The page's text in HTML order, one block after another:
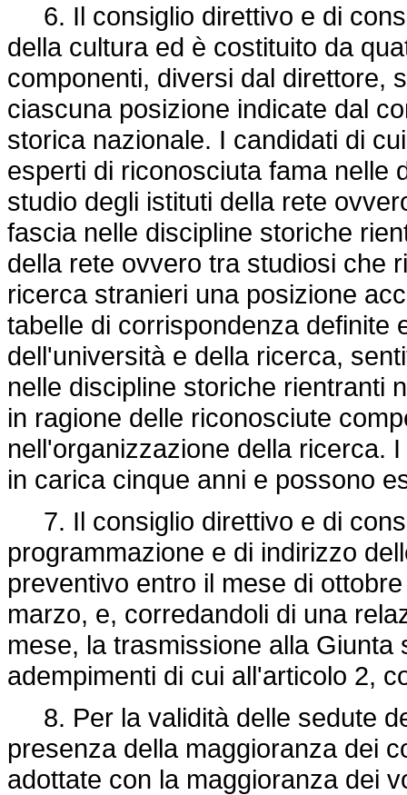
6. Il consiglio direttivo e di
della cultura ed è costituito da
componenti, diversi dal direttore,
ciascuna posizione indicate dal
storica nazionale. I candidati di
esperti di riconosciuta fama nelle
studio degli istituti della rete
fascia nelle discipline storiche
della rete ovvero tra studiosi che
ricerca stranieri una posizione
tabelle di corrispondenza definite
dell'università e della ricerca,
nelle discipline storiche rientranti
in ragione delle riconosciute
nell'organizzazione della ricerca.
in carica cinque anni e possono
7. Il consiglio direttivo e di
programmazione e di indirizzo
preventivo entro il mese di
marzo, e, corredandoli di una
mese, la trasmissione alla Giunta
adempimenti di cui all'articolo 2,
8. Per la validità delle sedute
presenza della maggioranza dei
adottate con la maggioranza dei